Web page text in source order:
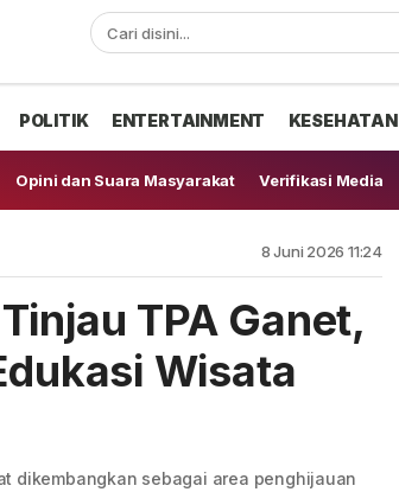
POLITIK ENTERTAINMENT KESEHATAN
Opini dan Suara Masyarakat Verifikasi Media
8 Juni 2026 11:24
TPA Ganet,
Wisata
dikembangkan sebagai area penghijauan